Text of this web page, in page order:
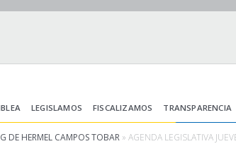
LEGISLAMOS FISCALIZAMOS TRANSPARENCIA
DE HERMEL CAMPOS TOBAR » AGENDA LEGISLATIVA